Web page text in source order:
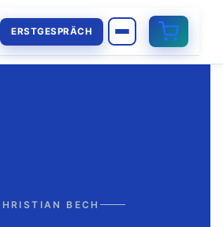
ERSTGESPRÄCH
BECH